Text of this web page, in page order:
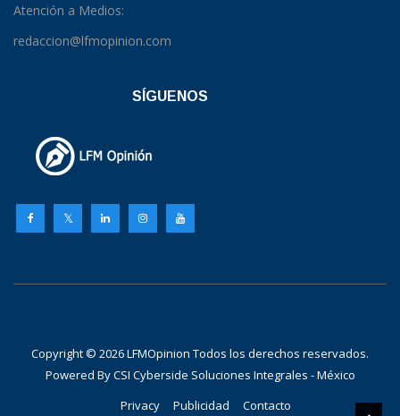
Atención a Medios:
redaccion@lfmopinion.com
SÍGUENOS
Copyright © 2026 LFMOpinion Todos los derechos reservados.
Powered ByCSI Cyberside Soluciones Integrales - México
Privacy
Publicidad Contacto